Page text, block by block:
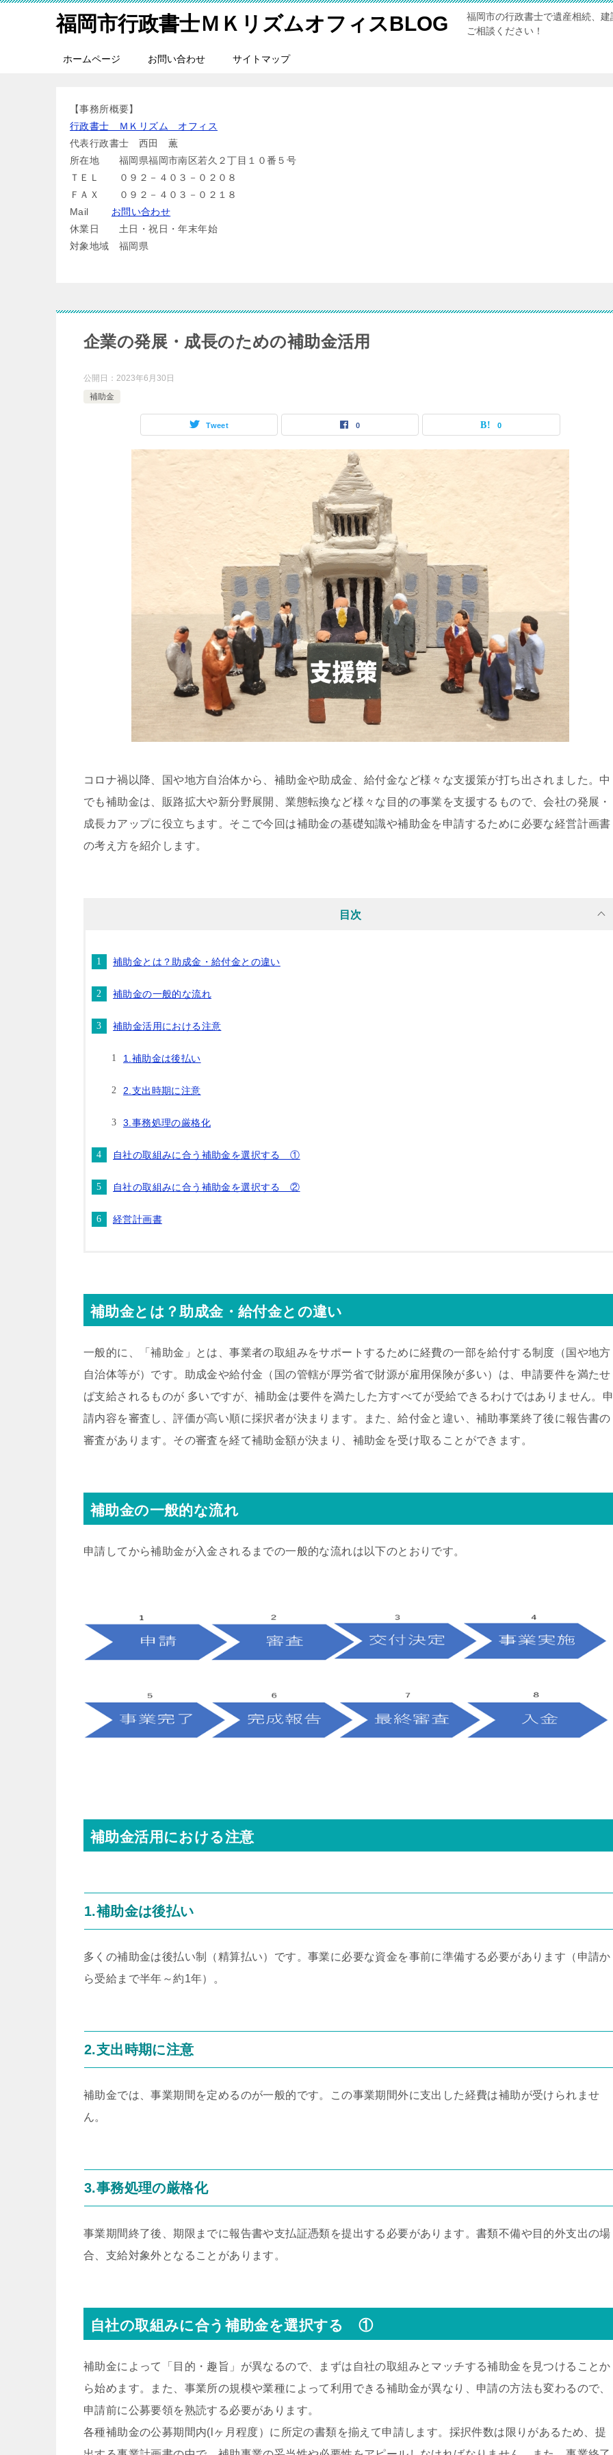
福岡市行政書士ＭＫリズムオフィスBLOG
福岡市の行政書士で遺産相続、
ご相談ください！
ホームページ お問い合わせ サイトマップ
【事務所概要】
行政書士 ＭＫリズム オフィス
代表行政書士 西田 薫
所在地 福岡県福岡市南区若久２丁目１０番５号
ＴＥＬ ０９２－４０３－０２０８
ＦＡＸ ０９２－４０３－０２１８
Mail お問い合わせ
休業日 土日・祝日・年末年始
対象地域 福岡県
企業の発展・成長のための補助金活用
公開日： 2023年6月30日
補助金
Tweet 0 0
コロナ禍以降、国や地方自治体から、補助金や助成金、給付金など様々な支援策が打ち出されました。中
でも補助金は、販路拡大や新分野展開、業態転換など様々な目的の事業を支援するもので、会社の発展・
成長カアップに役立ちます。そこで今回は補助金の基礎知識や補助金を申請するために必要な経営計画書
の考え方を紹介します。
目次
補助金とは？助成金・給付金との違い
補助金の一般的な流れ
補助金活用における注意
1.補助金は後払い
2.支出時期に注意
3.事務処理の厳格化
自社の取組みに合う補助金を選択する ①
自社の取組みに合う補助金を選択する ②
経営計画書
補助金とは？助成金・給付金との違い
一般的に、「補助金」とは、事業者の取組みをサポートするために経費の一部を給付する制度（国や地方
自治体等が）です。助成金や給付金（国の管轄が厚労省で財源が雇用保険が多い）は、申請要件を満たせ
ば支給されるものが 多いですが、補助金は要件を満たした方すべてが受給できるわけではありません。
請内容を審査し、評価が高い順に採択者が決まります。また、給付金と違い、補助事業終了後に報告書の
審査があります。その審査を経て補助金額が決まり、補助金を受け取ることができます。
補助金の一般的な流れ
申請してから補助金が入金されるまでの一般的な流れは以下のとおりです。
補助金活用における注意
1.補助金は後払い
多くの補助金は後払い制（精算払い）です。事業に必要な資金を事前に準備する必要があります（申請か
ら受給まで半年～約1年）。
2.支出時期に注意
補助金では、事業期間を定めるのが一般的です。この事業期間外に支出した経費は補助が受けられませ
ん。
3.事務処理の厳格化
事業期間終了後、期限までに報告書や支払証憑類を提出する必要があります。書類不備や目的外支出の場
合、支給対象外となることがあります。
自社の取組みに合う補助金を選択する ①
補助金によって「目的・趣旨」が異なるので、まずは自社の取組みとマッチする補助金を見つけることか
ら始めます。また、事業所の規模や業種によって利用できる補助金が異なり、申請の方法も変わるので、
申請前に公募要領を熟読する必要があります。
各種補助金の公募期間内(lヶ月程度）に所定の書類を揃えて申請します。採択件数は限りがあるため、提